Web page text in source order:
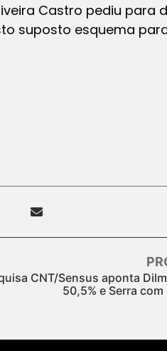
Castro pediu para
suposto esquema
CNT/Sensus aponta
50,5% e Serra com